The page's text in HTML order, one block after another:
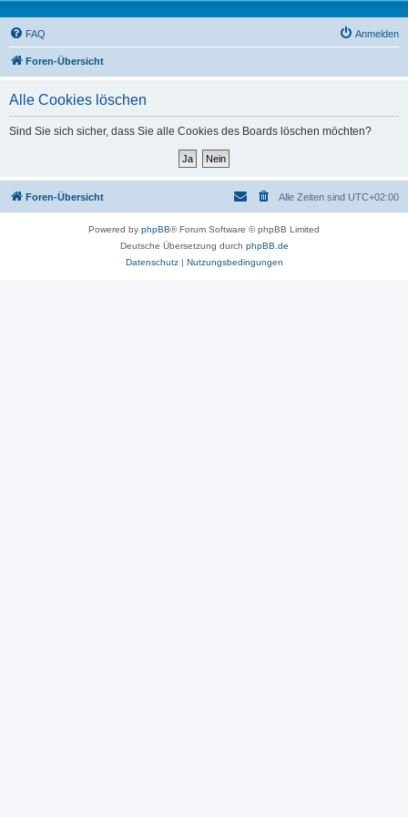
FAQ Anmelden
Foren-Übersicht
Alle Cookies löschen
Sind Sie sich sicher, dass Sie alle Cookies des Boards löschen möchten?
Foren-Übersicht Alle Zeiten sind UTC+02:00
Powered by phpBB® Forum Software © phpBB Limited
Deutsche Übersetzung durch phpBB.de
Datenschutz| Nutzungsbedingungen